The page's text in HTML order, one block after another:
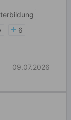
6
09.07.2026